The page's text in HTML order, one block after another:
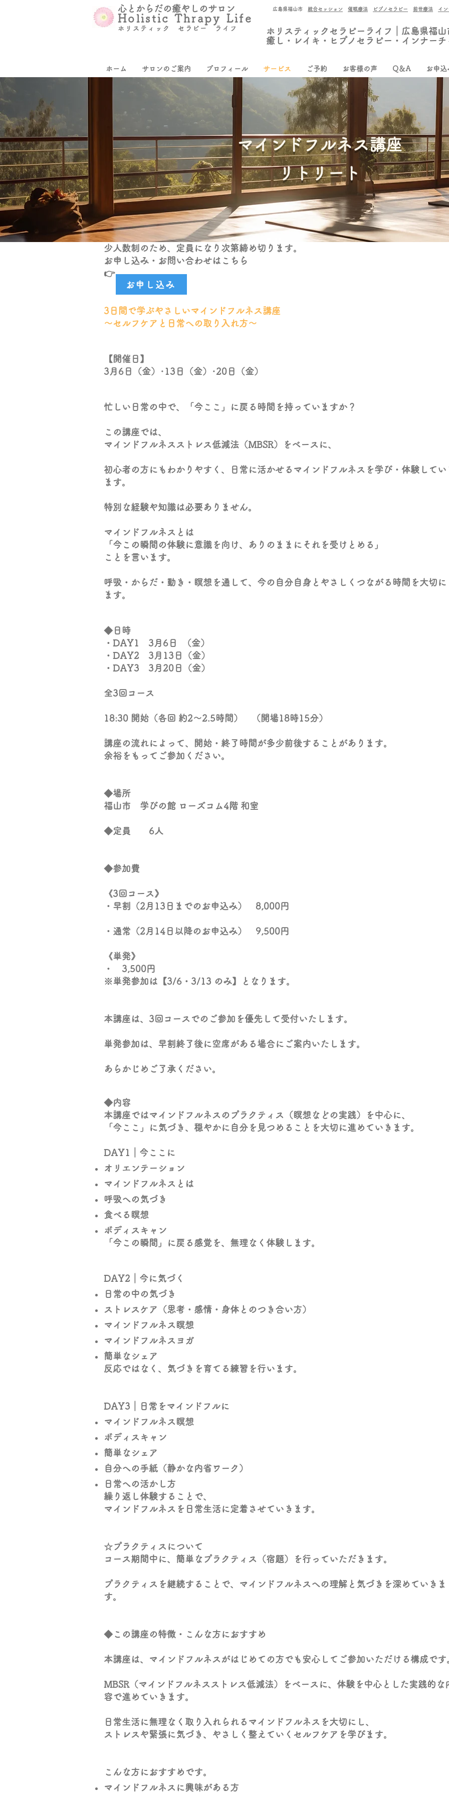
​心とからだの癒やしのサロン
Holistic Thrapy Life
ホリスティック セラピー ライフ
広島県福山市 統合セッション 催眠療法 ピプノセラピー 前世療法 イ
ホリスティックセラピーライフ｜広島県福山
癒し・レイキ・ヒプノセラピー・インナー
ホーム サロンのご案内 プロフィール サービス ご予約 お客様の声 Q＆A お申
マインドフルネス講座
リトリート
お申し込み
少人数制のため、定員になり次第締め切ります。
お申し込み・お問い合わせはこちら
👉
3日間で学ぶやさしいマインドフルネス講座
​～セルフケアと日常への取り入れ方～
【開催日】
3月6日（金）･13日（金）･20日（金）
忙しい日常の中で、「今ここ」に戻る時間を持っていますか？
この講座では、
マインドフルネスストレス低減法（MBSR）をベースに、
初心者の方にもわかりやすく、日常に活かせるマインドフルネスを学び・体験してい
ます。
特別な経験や知識は必要ありません。
マインドフルネスとは
「今この瞬間の体験に意識を向け、ありのままにそれを受けとめる」
ことを言います。
呼吸・からだ・動き・瞑想を通して、今の自分自身とやさしくつながる時間を大切に
ます。
◆日時
・DAY1 3月6日 （金）
・DAY2 3月13日（金）
・DAY3 3月20日（金）
全3回コース
​18:30 開始（各回 約2〜2.5時間） （開場18時15分）
講座の流れによって、開始・終了時間が多少前後することがあります。
余裕をもってご参加ください。
◆場所
​福山市 学びの館 ローズコム4階 和室
◆定員 6人
◆参加費
《3回コース》
・早割（2月13日までのお申込み） 8,000円
・通常（2月14日以降のお申込み） 9,500円
​《単発》
・ 3,500円
※単発参加は【3/6・3/13 のみ】となります。
本講座は、3回コースでのご参加を優先して受付いたします。
単発参加は、早割終了後に空席がある場合にご案内いたします。
あらかじめご了承ください。
◆内容
本講座ではマインドフルネスのプラクティス（瞑想などの実践）を中心に、
「今ここ」に気づき、穏やかに自分を見つめることを大切に進めていきます。
DAY1｜今ここに
オリエンテーション
マインドフルネスとは
呼吸への気づき
食べる瞑想
ボディスキャン
「今この瞬間」に戻る感覚を、無理なく体験します。
DAY2｜今に気づく
日常の中の気づき
ストレスケア（思考・感情・身体とのつき合い方）
マインドフルネス瞑想
マインドフルネスヨガ
簡単なシェア
反応ではなく、気づきを育てる練習を行います。
DAY3｜
日常をマインドフルに
マインドフルネス瞑想
ボディスキャン
簡単なシェア
自分への手紙（静かな内省ワーク）
日常への活かし方
繰り返し体験することで、
マインドフルネスを日常生活に定着させていきます。
☆プラクティスについて
コース期間中に、簡単なプラクティス（宿題）を行っていただきます。
プラクティスを継続することで、マインドフルネスへの理解と気づきを深めていきま
す。
◆この講座の特徴・こんな方におすすめ
本講座は、マインドフルネスがはじめての方でも安心してご参加いただける構成です
MBSR（マインドフルネスストレス低減法）をベースに、体験を中心とした実践的な
容で進めていきます。
日常生活に無理なく取り入れられるマインドフルネスを大切にし、
ストレスや緊張に気づき、やさしく整えていくセルフケアを学びます。
こんな方におすすめです。
マインドフルネスに興味がある方